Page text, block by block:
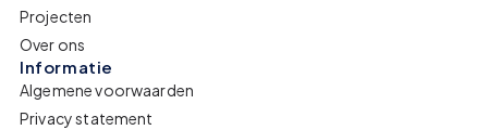
Projecten
Over ons
Informatie
Algemene voorwaarden
Privacy statement